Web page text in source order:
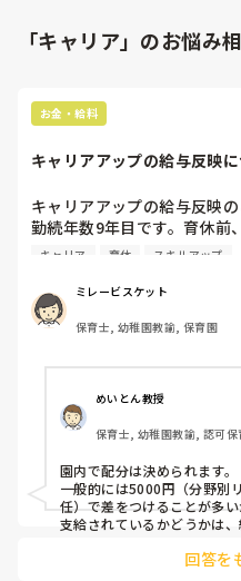
「キャリア」のお悩み
お金・給料
キャリアアップの給与反映
キャリアアップの給与反映の
勤続年数9年目です。育休前
らいで、妊婦だった私を気
それから復帰してもキャリ
3年目の時に一度だけ、1科
た。
のですか？
それとも受けた量によって
私が聞いているのは、園内
プするって聞いたのですが
四万円ついているか確かめ
キャリア 育休 スキルアップ
ミレービスケット
保育士, 幼稚園教諭, 保育園
めいとん教授
保育士, 幼稚園教諭, 認可
園内で配分は決められます。
一般的には5000円（分野別
任）で差をつけることが多
支給されているかどうかは
回答を